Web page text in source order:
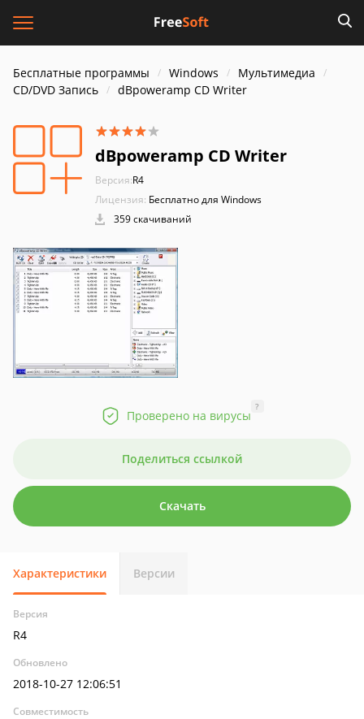
Бесплатные программы Windows
Мультимедиа
CD/DVD Запись
dBpoweramp CD Writer
dBpoweramp CD Writer
Версия:R4
Лицензия: Бесплатно для Windows
359 скачиваний
Проверено на вирусы
?
Поделиться ссылкой
Скачать
Характеристики Версии
Версия
R4
Обновлено
2018-10-27 12:06:51
Совместимость